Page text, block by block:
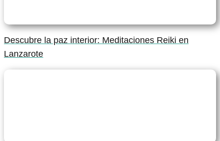
Descubre la paz interior: Meditaciones Reiki en
Lanzarote